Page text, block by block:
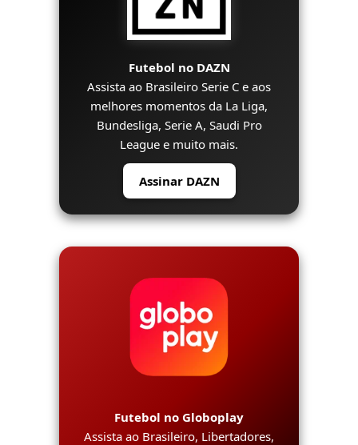
Futebol no DAZN
Assista ao Brasileiro Serie C e aos
melhores momentos da La Liga,
Bundesliga, Serie A, Saudi Pro
League e muito mais.
Assinar DAZN
Futebol no Globoplay
Assista ao Brasileiro, Libertadores,